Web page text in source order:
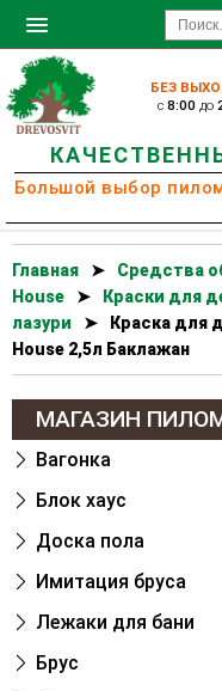
БЕЗ
c8:00 до
Большой выбор
Главная ➤
Cредства
House
➤
Краски для
лазури
➤
Краска для
House 2,5л Баклажан
МАГАЗИН
Вагонка
Блок хаус
Доска пола
Имитация бруса
Лежаки для бани
Брус